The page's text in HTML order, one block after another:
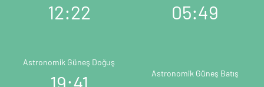
12:22 05:49
Astronomik Güneş Doğuş
19:41 Astronomik Güneş Batış